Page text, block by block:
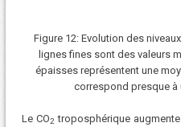
Figure 12: Evolution des
lignes fines sont des valeurs
épaisses représentent une
correspond presque à
Le CO2 troposphérique